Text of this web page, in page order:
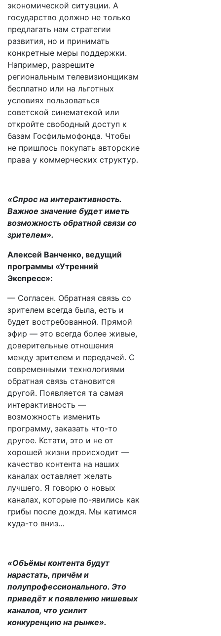
экономической ситуации. А
государство должно не только
предлагать нам стратегии
развития, но и принимать
конкретные меры поддержки.
Например, разрешите
региональным телевизионщикам
бесплатно или на льготных
условиях пользоваться
советской синематекой или
откройте свободный доступ к
базам Госфильмофонда. Чтобы
не пришлось покупать авторские
права у коммерческих структур.
«Спрос на интерактивность.
Важное значение будет иметь
возможность обратной связи со
зрителем».
Алексей Ванченко, ведущий
программы «Утренний
Экспресс»:
— Согласен. Обратная связь со
зрителем всегда была, есть и
будет востребованной. Прямой
эфир — это всегда более живые,
доверительные отношения
между зрителем и передачей. С
современными технологиями
обратная связь становится
другой. Появляется та самая
интерактивность —
возможность изменить
программу, заказать что-то
другое. Кстати, это и не от
хорошей жизни происходит —
качество контента на наших
каналах оставляет желать
лучшего. Я говорю о новых
каналах, которые по-явились как
грибы после дождя. Мы катимся
куда-то вниз…
«Объёмы контента будут
нарастать, причём и
полупрофессионального. Это
приведёт к появлению нишевых
каналов, что усилит
конкуренцию на рынке».